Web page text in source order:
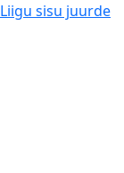
Liigu sisu juurde